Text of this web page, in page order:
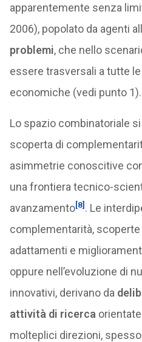
apparentemente senza
2006), popolato da agenti
problemi, che nello
essere trasversali a tutte
economiche (vedi punto 1).
Lo spazio combinatoriale
scoperta di
asimmetrie conoscitive
una frontiera tecnico-
avanzamento[8] . Le
complementarità,
adattamenti e
oppure nell’evoluzione di
innovativi, derivano da
attività di ricerca
molteplici direzioni,